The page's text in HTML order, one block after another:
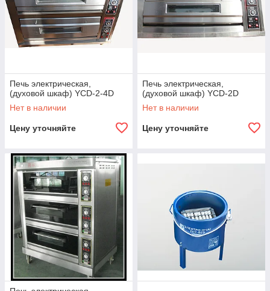
Печь электрическая,
(духовой шкаф) YCD-2-4D
Нет в наличии
Цену уточняйте
Печь электрическая,
(духовой шкаф) YCD-2D
Нет в наличии
Цену уточняйте